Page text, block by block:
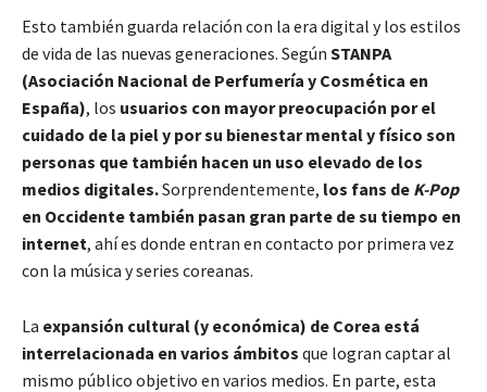
Esto también guarda relación con la era digital y los estilos
de vida de las nuevas generaciones. Según STANPA
(Asociación Nacional de Perfumería y Cosmética en
España), los usuarios con mayor preocupación por el
cuidado de la piel y por su bienestar mental y físico son
personas que también hacen un uso elevado de los
medios digitales.Sorprendentemente, los fans de K-Pop
en Occidente también pasan gran parte de su tiempo en
internet, ahí es donde entran en contacto por primera vez
con la música y series coreanas.
La expansión cultural (y económica) de Corea está
interrelacionada en varios ámbitos que logran captar al
mismo público objetivo en varios medios. En parte, esta